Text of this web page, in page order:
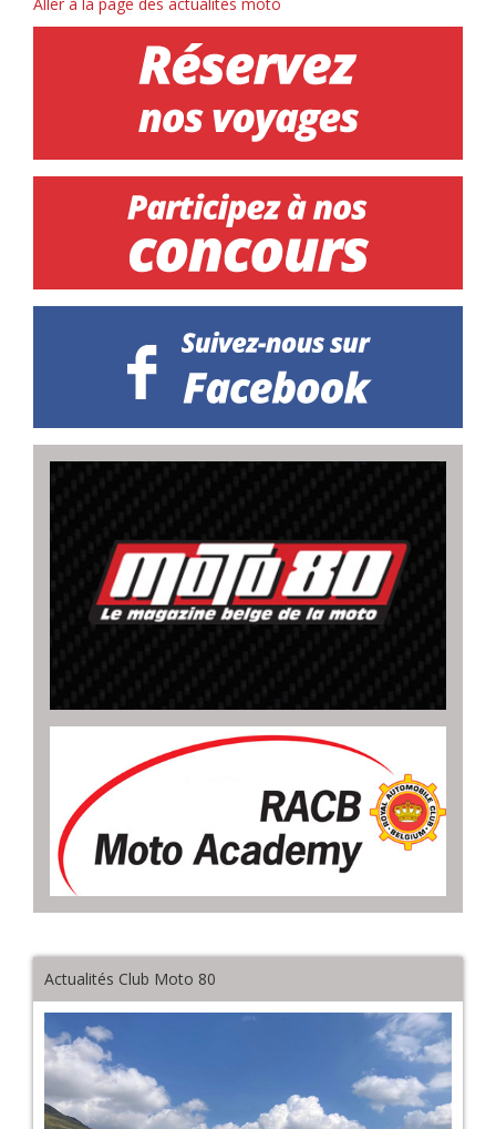
Actualités Club Moto 80